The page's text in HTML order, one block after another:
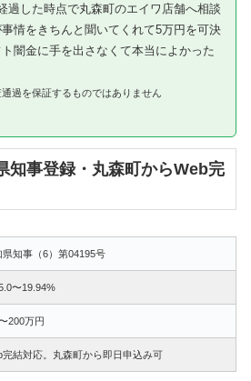
過した時点で丸森町のエイワ店舗へ相談
情をきちんと聞いてくれて5万円を可決
闇金に手を出さなくて本当によかった
過を保証するものではありません
事登録・丸森町からWeb完
県知事（6）第04195号
〜19.94%
200万円
完結対応。丸森町から即日申込み可